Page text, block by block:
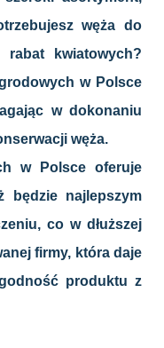
węża do
kwiatowych?
w Polsce
w dokonaniu
węża.
w Polsce oferuje
będzie najlepszym
co w dłuższej
firmy, która daje
produktu z